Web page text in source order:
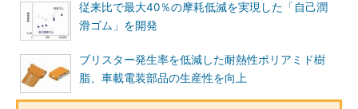
従来比で最大40％の摩耗低減を実現した「自己潤
滑ゴム」を開発
ブリスター発生率を低減した耐熱性ポリアミド樹
脂、車載電装部品の生産性を向上